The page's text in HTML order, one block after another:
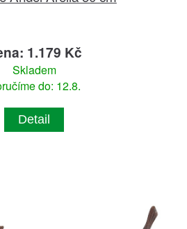
1.179 Kč
Skladem
do: 12.8.
Detail